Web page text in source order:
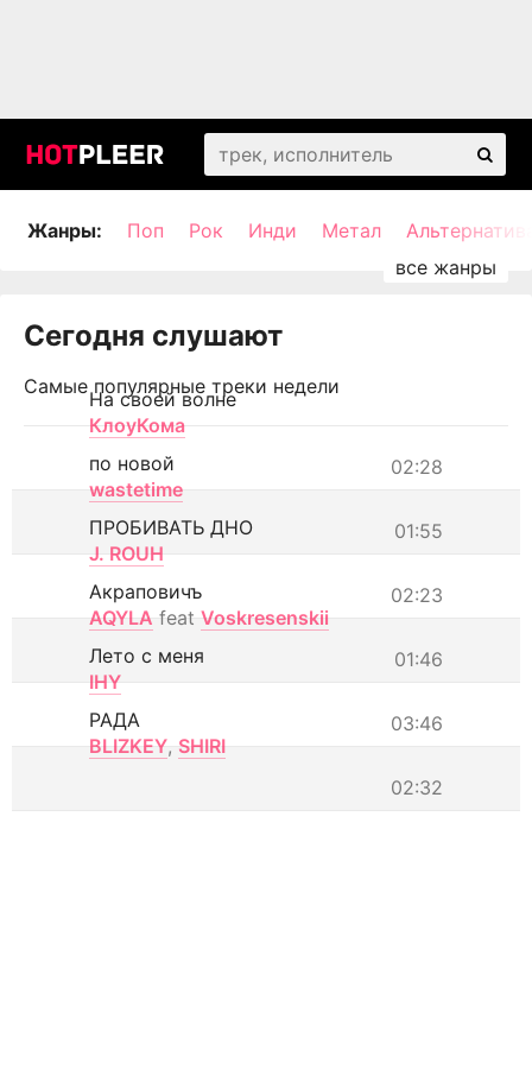
Жанры: Поп Рок Инди Метал
Сегодня слушают
Самые популярные треки недели
На своей волне
КлоуКома
02:28
по новой
wastetime
01:55
ПРОБИВАТЬ ДНО
J. ROUH
02:23
Акраповичъ
AQYLA feat Voskresenskii
01:46
Лето с меня
IHY
03:46
РАДА
BLIZKEY, SHIRI
02:32